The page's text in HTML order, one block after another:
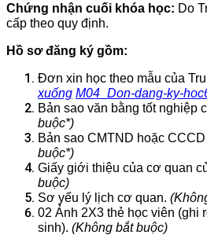
Chứng nhận cuối khóa học: Do
cấp theo quy định.
Hồ sơ đăng ký gồm:
Đơn xin học theo mẫu của
xuống M04_Don-dang-ky-
Bản sao văn bằng tốt nghiệp
buộc*)
Bản sao CMTND hoặc
buộc*)
Giấy giới thiệu của cơ quan
buộc)
Sơ yếu lý lịch cơ quan.
02 Ảnh 2X3 thẻ học viên (ghi
sinh). (Không bắt buộc)